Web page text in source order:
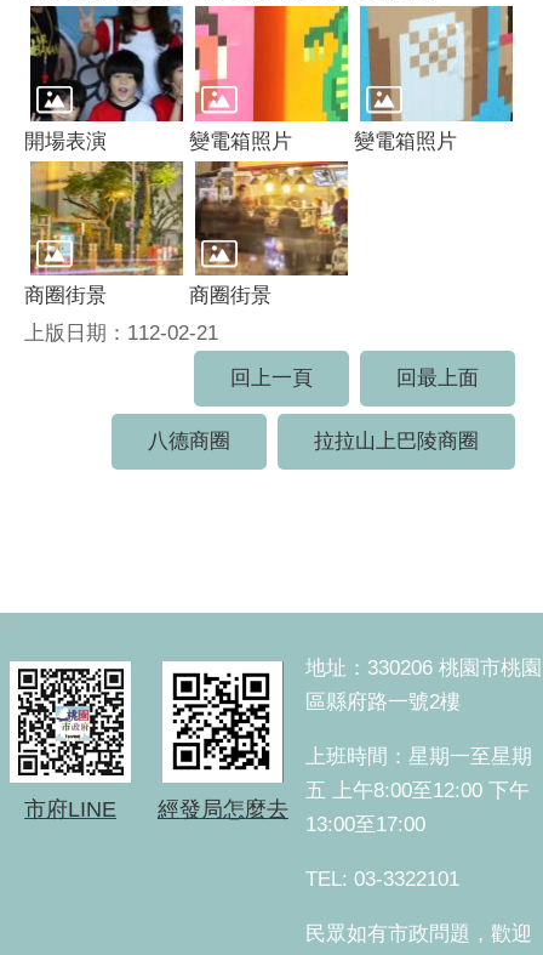
開場表演 變電箱照片 變電箱照片
商圈街景
商圈街景
上版日期：112-02-21
回上一頁
回最上面
八德商圈 拉拉山上巴陵商圈
:::
市府LINE 經發局怎麼去
地址：330206 桃園市桃園
區縣府路一號2樓
上班時間：星期一至星期
五 上午8:00至12:00 下午
13:00至17:00
TEL: 03-3322101
民眾如有市政問題，歡迎